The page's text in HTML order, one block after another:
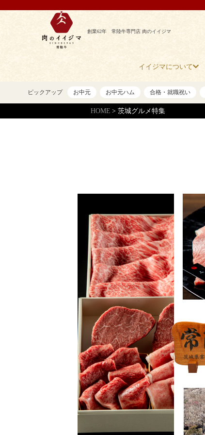
創業62年 常陸牛専門店 肉のイイジマ
イイジマについて
ピックアップ お中元 お中元ハム 合格・就職祝い
HOME 茨城グルメ特集